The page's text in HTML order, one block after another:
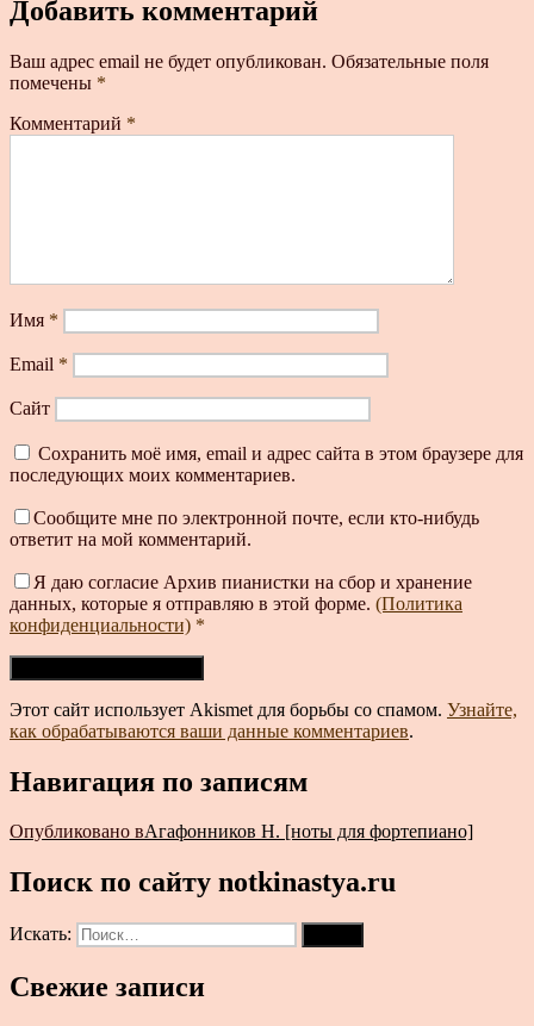
Добавить комментарий
Ваш адрес email не будет опубликован. Обязательные поля
помечены *
Комментарий *
Имя *
Email *
Сайт
Сохранить моё имя, email и адрес сайта в этом браузере для
последующих моих комментариев.
Сообщите мне по электронной почте, если кто-нибудь
ответит на мой комментарий.
Я даю согласие Архив пианистки на сбор и хранение
данных, которые я отправляю в этой форме. (Политика
конфиденциальности) *
Этот сайт использует Akismet для борьбы со спамом. Узнайте,
как обрабатываются ваши данные комментариев.
Навигация по записям
Опубликовано вАгафонников Н. [ноты для фортепиано]
Поиск по сайту notkinastya.ru
Искать:
Свежие записи